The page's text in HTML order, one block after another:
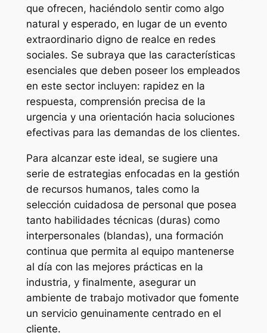
que ofrecen, haciéndolo sentir como algo
natural y esperado, en lugar de un evento
extraordinario digno de realce en redes
sociales. Se subraya que las características
esenciales que deben poseer los empleados
en este sector incluyen: rapidez en la
respuesta, comprensión precisa de la
urgencia y una orientación hacia soluciones
efectivas para las demandas de los clientes.
Para alcanzar este ideal, se sugiere una
serie de estrategias enfocadas en la gestión
de recursos humanos, tales como la
selección cuidadosa de personal que posea
tanto habilidades técnicas (duras) como
interpersonales (blandas), una formación
continua que permita al equipo mantenerse
al día con las mejores prácticas en la
industria, y finalmente, asegurar un
ambiente de trabajo motivador que fomente
un servicio genuinamente centrado en el
cliente.